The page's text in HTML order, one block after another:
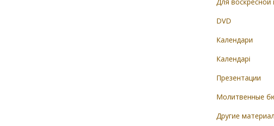
DVD
Календари
Календарі
Презентации
Молитвенные
Другие